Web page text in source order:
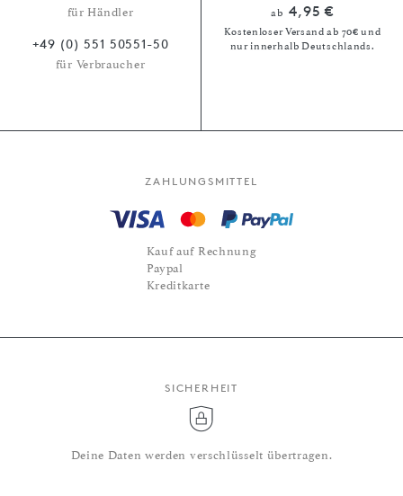
für Händler
+49 (0) 551 50551-50
für Verbraucher
ab 4,95 €
Kostenloser Versand ab 70€ und
nur innerhalb Deutschlands.
ZAHLUNGSMITTEL
Kauf auf Rechnung
Paypal
Kreditkarte
SICHERHEIT
Deine Daten werden verschlüsselt übertragen.